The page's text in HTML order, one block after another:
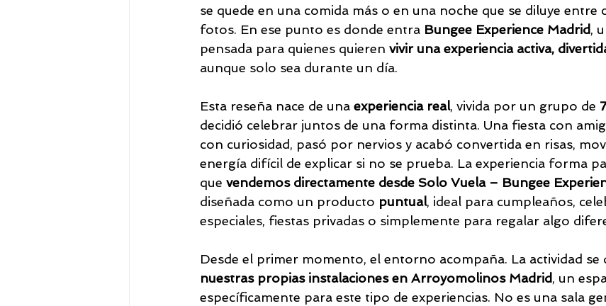
se quede en una comida más o en una noche que se diluye entre
fotos. En ese punto es donde entra Bungee Experience Madrid,
pensada para quienes quieren vivir una experiencia activa,
aunque solo sea durante un día.
Esta reseña nace de una experiencia real, vivida por un grupo de
decidió celebrar juntos de una forma distinta. Una fiesta con
con curiosidad, pasó por nervios y acabó convertida en risas,
energía difícil de explicar si no se prueba. La experiencia forma
que vendemos directamente desde Solo Vuela – Bungee
diseñada como un producto puntual, ideal para cumpleaños,
especiales, fiestas privadas o simplemente para regalar algo
Desde el primer momento, el entorno acompaña. La actividad se
nuestras propias instalaciones en Arroyomolinos Madrid, un
específicamente para este tipo de experiencias. No es una sala